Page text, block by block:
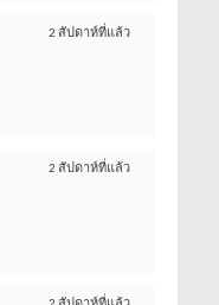
2 สัปดาห์ที่แล้ว
2 สัปดาห์ที่แล้ว